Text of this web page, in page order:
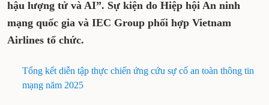
hậu lượng tử và AI”. Sự kiện do Hiệp hội An ninh
mạng quốc gia và IEC Group phối hợp Vietnam
Airlines tổ chức.
Tổng kết diễn tập thực chiến ứng cứu sự cố an toàn thông tin
mạng năm 2025